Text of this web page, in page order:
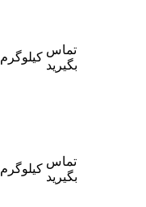
کیلوگرم
تماس
بگیرید
کیلوگرم
تماس
بگیرید